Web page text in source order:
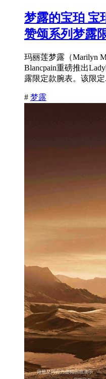
梦露的宝珀 宝
赞颂系列梦露
玛丽莲梦露（Marilyn
Blancpain重磅推出
露限定款腕表。该限定
# 梦露